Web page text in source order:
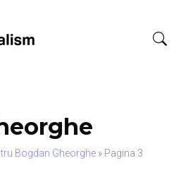
Bogdan Gheorghe » Pagina 3